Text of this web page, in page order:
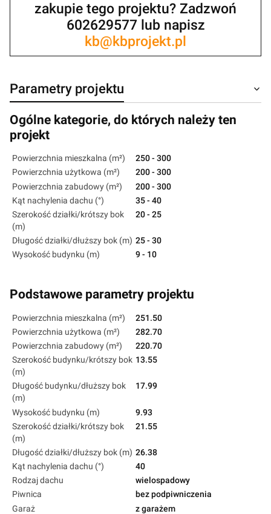
zakupie tego projektu? Zadzwoń
602629577 lub napisz
kb@kbprojekt.pl
Parametry projektu
Ogólne kategorie, do których należy ten
projekt
Powierzchnia mieszkalna (m²)
250 - 300
Powierzchnia użytkowa (m²)
200 - 300
Powierzchnia zabudowy (m²)
200 - 300
Kąt nachylenia dachu (°)
35 - 40
Szerokość działki/krótszy bok
(m)
20 - 25
Długość działki/dłuższy bok (m) 25 - 30
Wysokość budynku (m)
9 - 10
Podstawowe parametry projektu
Powierzchnia mieszkalna (m²)
251.50
Powierzchnia użytkowa (m²)
282.70
Powierzchnia zabudowy (m²)
220.70
Szerokość budynku/krótszy bok
(m)
13.55
Długość budynku/dłuższy bok
(m)
17.99
Wysokość budynku (m)
9.93
Szerokość działki/krótszy bok
(m)
21.55
Długość działki/dłuższy bok (m) 26.38
Kąt nachylenia dachu (°)
40
Rodzaj dachu
wielospadowy
Piwnica
bez podpiwniczenia
Garaż
z garażem